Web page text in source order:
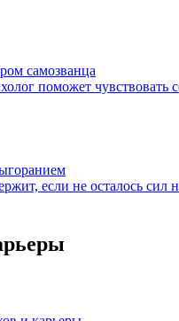
самозванца
поможет чувствовать
если не осталось сил